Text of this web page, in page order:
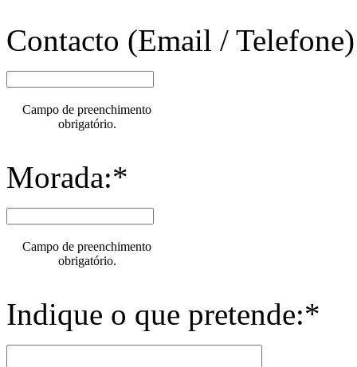
Contacto (Email /
Campo de preenchimento
obrigatório.
Morada:*
Campo de preenchimento
obrigatório.
Indique o que pretende:*